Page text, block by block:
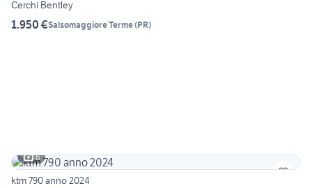
Cerchi Bentley
1.950 €Salsomaggiore Terme(PR)
6
ktm 790 anno 2024